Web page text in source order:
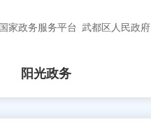
国家政务服务平台 武都区人民政府
阳光政务